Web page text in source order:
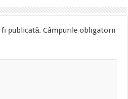
fi publicată. Câmpurile obligatorii